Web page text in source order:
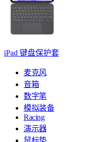
iPad 键盘保护套
麦克风
音箱
数字笔
模拟装备
Racing
演示器
鼠标垫